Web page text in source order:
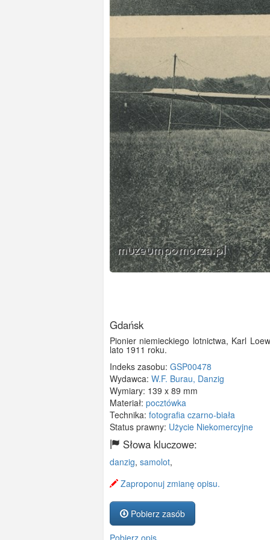
Gdańsk
Pionier niemieckiego lotnictwa, Karl
lato 1911 roku.
Indeks zasobu: GSP00478
Wydawca: W.F. Burau, Danzig
Wymiary: 139 x 89 mm
Materiał: pocztówka
Technika: fotografia czarno-biała
Status prawny: Użycie Niekomercyjne
Słowa kluczowe:
danzig, samolot,
Zaproponuj zmianę opisu.
Pobierz zasób
Pobierz opis